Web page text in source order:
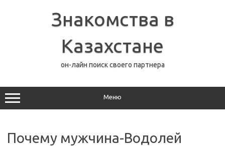
Знакомства в
Казахстане
он-лайн поиск своего партнера
Меню
Почему мужчина-Водолей